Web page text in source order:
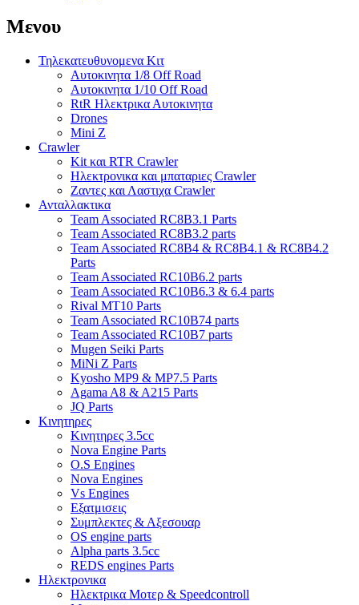
Μενου
Τηλεκατευθυνομενα Κιτ
Αυτοκινητα 1/8 Off Road
Αυτοκινητα 1/10 Off Road
RtR Ηλεκτρικα Αυτοκινητα
Drones
Mini Z
Crawler
Kit και RTR Crawler
Ηλεκτρονικα και μπαταριες Crawler
Ζαντες και Λαστιχα Crawler
Ανταλλακτικα
Team Associated RC8B3.1 Parts
Team Associated RC8B3.2 parts
Team Associated RC8B4 & RC8B4.1 & RC8B4.2
Parts
Team Associated RC10B6.2 parts
Team Associated RC10B6.3 & 6.4 parts
Rival MT10 Parts
Team Associated RC10B74 parts
Team Associated RC10B7 parts
Mugen Seiki Parts
MiNi Z Parts
Kyosho MP9 & MP7.5 Parts
Agama A8 & A215 Parts
JQ Parts
Κινητηρες
Κινητηρες 3.5cc
Nova Engine Parts
O.S Engines
Nova Engines
Vs Engines
Εξατμισεις
Συμπλεκτες & Αξεσουαρ
OS engine parts
Alpha parts 3.5cc
REDS engines Parts
Ηλεκτρονικα
Ηλεκτρικα Μοτερ & Speedcontroll